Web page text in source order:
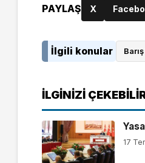
PAYLAŞ X
İlgili konular
İLGINIZI
17